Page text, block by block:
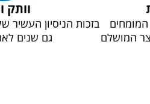
המושלם
וותק
בזכות הניסיון העשיר
גם שנים